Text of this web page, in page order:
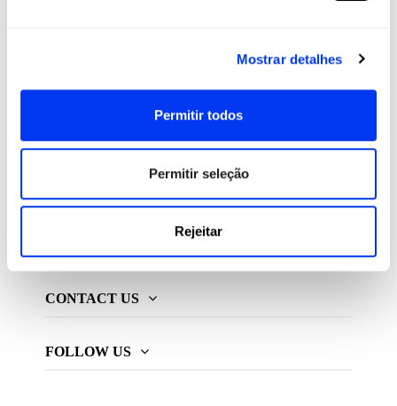
Mostrar detalhes
Permitir todos
Permitir seleção
Rejeitar
All For Padel S.L., licenciado e distribuidor exclusivo de
ADIDAS PADEL
CONTACT US
FOLLOW US